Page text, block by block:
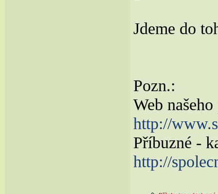
Jdeme do
Pozn.:
Web
http://
Příbuzné -
http://